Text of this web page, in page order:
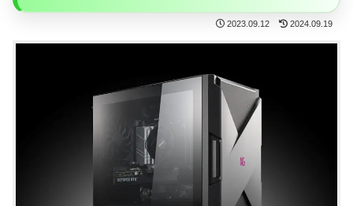
2023.09.12 2024.09.19